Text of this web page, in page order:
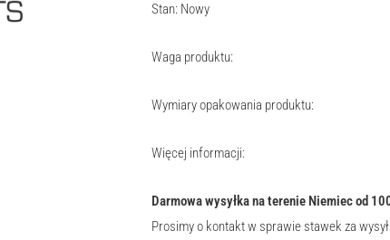
Stan: Nowy
Waga produktu:
Wymiary opakowania produktu:
Więcej informacji:
Darmowa wysyłka na terenie Niemiec od
Prosimy o kontakt w sprawie stawek za